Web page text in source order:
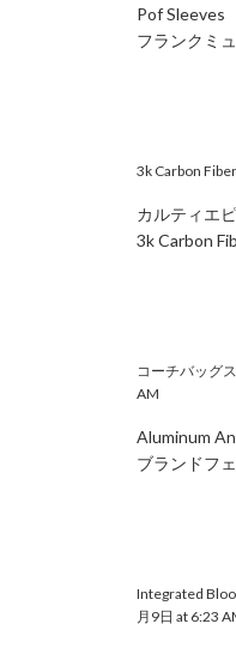
Pof Sleeves
フランクミ
3k Carbon
カルティエ
3k Carbon
コーチバッグ
AM
Aluminum
ブランドフ
Integrated
月9日 at 6:23